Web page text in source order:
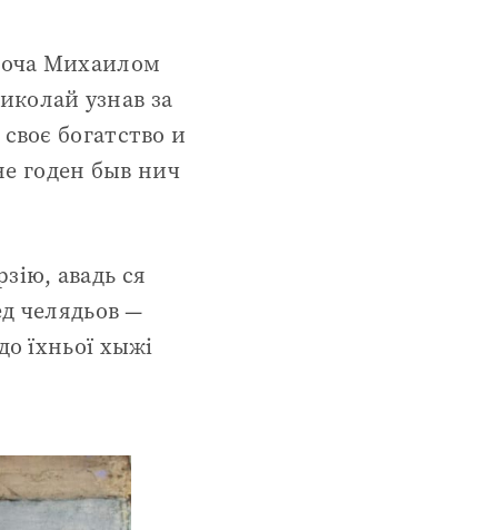
Михаилом
узнав за
богатство и
годен быв нич
авадь ся
челядьов —
їхньої хыжі